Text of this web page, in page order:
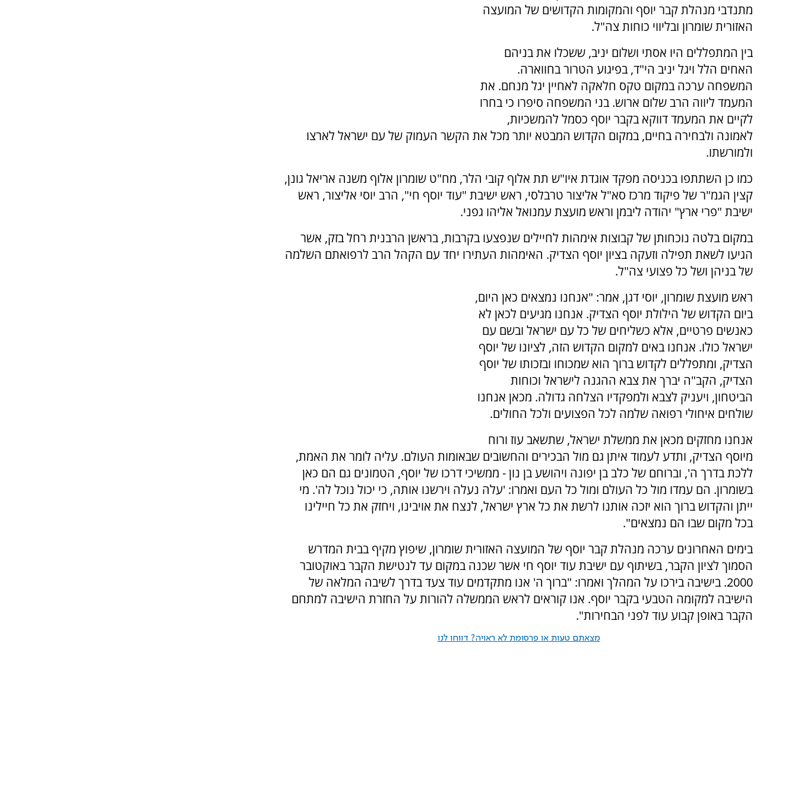
מתנדבי מנהלת קבר יוסף והמקומות הקדושים של המועצה
האזורית שומרון ובליווי כוחות צה"ל.
בין המתפללים היו אסתי ושלום יניב, ששכלו את בניהם
האחים הלל ויגל יניב הי"ד, בפיגוע הטרור בחווארה.
המשפחה ערכה במקום טקס חלאקה לאחיין יגל מנחם. את
המעמד ליווה הרב שלום ארוש. בני המשפחה סיפרו כי בחרו
לקיים את המעמד דווקא בקבר יוסף כסמל להמשכיות,
לאמונה ולבחירה בחיים, במקום הקדוש המבטא יותר מכל את הקשר העמוק של עם ישראל לארצו
ולמורשתו.
כמו כן השתתפו בכניסה מפקד אוגדת איו"ש תת אלוף קובי הלר, מח"ט שומרון אלוף משנה אריאל גונן,
קצין הגמ"ר של פיקוד מרכז סא"ל אליצור טרבלסי, ראש ישיבת "עוד יוסף חי", הרב יוסי אליצור, ראש
ישיבת "פרי ארץ" יהודה ליבמן וראש מועצת עמנואל אליהו גפני.
במקום בלטה נוכחותן של קבוצות אימהות לחיילים שנפצעו בקרבות, בראשן הרבנית רחל בזק, אשר
הגיעו לשאת תפילה וזעקה בציון יוסף הצדיק. האימהות העתירו יחד עם הקהל הרב לרפואתם השלמה
של בניהן ושל כל פצועי צה"ל.
ראש מועצת שומרון, יוסי דגן, אמר: "אנחנו נמצאים כאן היום,
ביום הקדוש של הילולת יוסף הצדיק. ​אנחנו מגיעים לכאן לא
כאנשים פרטיים, אלא כשליחים של כל עם ישראל ובשם עם
ישראל כולו. אנחנו באים למקום הקדוש הזה, לציונו של יוסף
הצדיק, ומתפללים לקדוש ברוך הוא שמכוחו ובזכותו של יוסף
הצדיק, הקב"ה יברך את צבא ההגנה לישראל וכוחות
הביטחון, ויעניק לצבא ולמפקדיו הצלחה גדולה. ​מכאן אנחנו
שולחים איחולי רפואה שלמה לכל הפצועים ולכל החולים.
​אנחנו מחזקים מכאן את ממשלת ישראל, שתשאב עוז ורוח
מיוסף הצדיק, ותדע לעמוד איתן גם מול הבכירים והחשובים שבאומות העולם. עליה לומר את האמת,
ללכת בדרך ה', וברוחם של כלב בן יפונה ויהושע בן נון - ממשיכי דרכו של יוסף, הטמונים גם הם כאן
בשומרון. הם עמדו מול כל העולם ומול כל העם ואמרו: 'עלה נעלה וירשנו אותה, כי יכול נוכל לה'. ​מי
ייתן והקדוש ברוך הוא יזכה אותנו לרשת את כל ארץ ישראל, לנצח את אויבינו, ויחזק את כל חיילינו
בכל מקום שבו הם נמצאים".
בימים האחרונים ערכה מנהלת קבר יוסף של המועצה האזורית שומרון, שיפוץ מקיף בבית המדרש
הסמוך לציון הקבר, בשיתוף עם ישיבת עוד יוסף חי אשר שכנה במקום עד לנטישת הקבר באוקטובר
2000. בישיבה בירכו על המהלך ואמרו: "ברוך ה' אנו מתקדמים עוד צעד בדרך לשיבה המלאה של
הישיבה למקומה הטבעי בקבר יוסף. אנו קוראים לראש הממשלה להורות על החזרת הישיבה למתחם
הקבר באופן קבוע עוד לפני הבחירות".
מצאתם טעות או פרסומת לא ראויה? דווחו לנו